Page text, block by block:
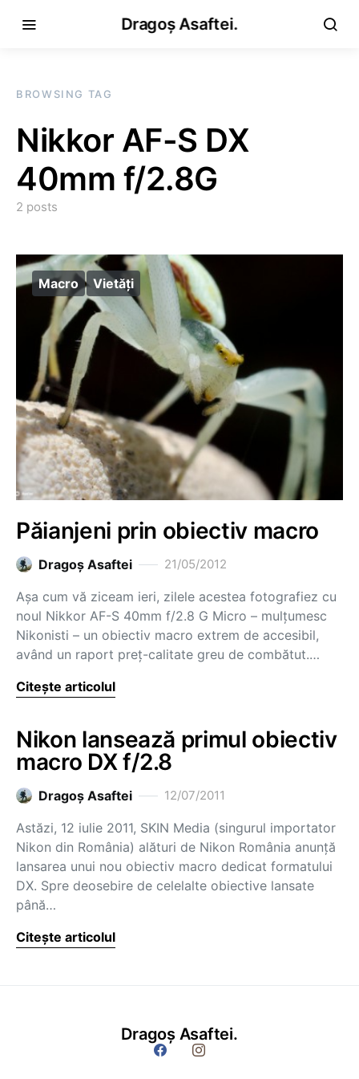
Dragoș Asaftei.
BROWSING TAG
Nikkor AF-S DX
40mm f/2.8G
2 posts
Macro Vietăţi
Păianjeni prin obiectiv macro
Dragoş Asaftei 21/05/2012
Așa cum vă ziceam ieri, zilele acestea fotografiez cu
noul Nikkor AF-S 40mm f/2.8 G Micro – mulțumesc
Nikonisti – un obiectiv macro extrem de accesibil,
având un raport preț-calitate greu de combătut.…
Citește articolul
Nikon lansează primul obiectiv
macro DX f/2.8
Dragoş Asaftei 12/07/2011
Astăzi, 12 iulie 2011, SKIN Media (singurul importator
Nikon din România) alături de Nikon România anunță
lansarea unui nou obiectiv macro dedicat formatului
DX. Spre deosebire de celelalte obiective lansate
până…
Citește articolul
Dragoș Asaftei.